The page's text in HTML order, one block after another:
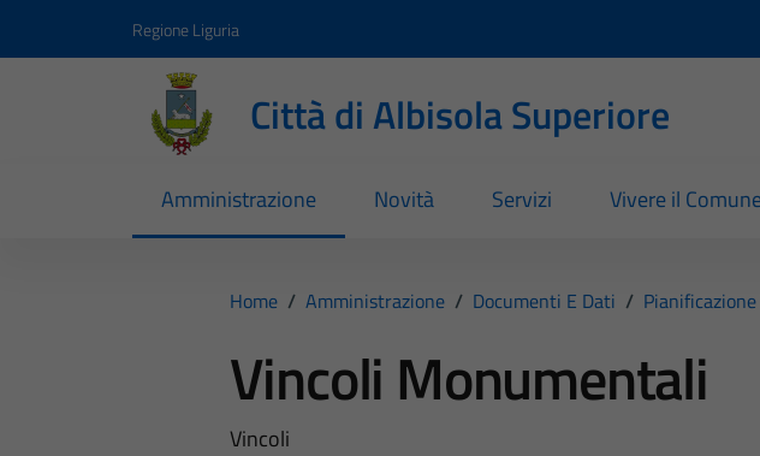
Regione Liguria
Città di Albisola Superiore
Amministrazione Novità Servizi Vivere il
Home / Amministrazione / Documenti E Dati /
Vincoli Monumentali
Vincoli